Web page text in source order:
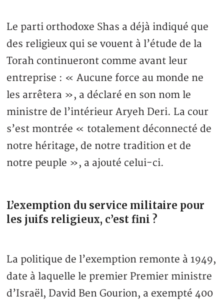
Le parti orthodoxe Shas a déjà indiqué que
des religieux qui se vouent à l’étude de la
Torah continueront comme avant leur
entreprise : « Aucune force au monde ne
les arrêtera », a déclaré en son nom le
ministre de l’intérieur Aryeh Deri. La cour
s’est montrée « totalement déconnecté de
notre héritage, de notre tradition et de
notre peuple », a ajouté celui-ci.
L’exemption du service militaire pour
les juifs religieux, c’est fini ?
La politique de l’exemption remonte à 1949,
date à laquelle le premier Premier ministre
d’Israël, David Ben Gourion, a exempté 400